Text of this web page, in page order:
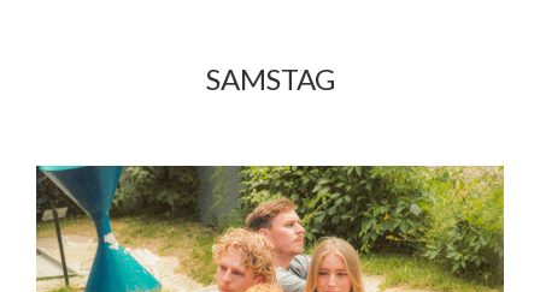
SAMSTAG